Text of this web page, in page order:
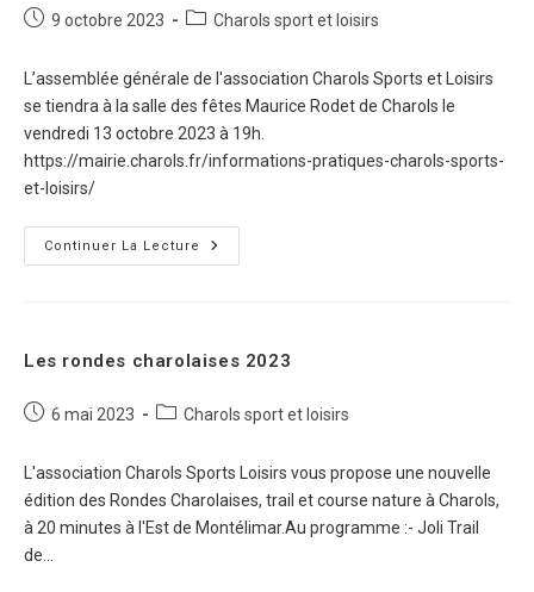
9 octobre 2023 Charols sport et loisirs
L’assemblée générale de l'association Charols Sports et Loisirs
se tiendra à la salle des fêtes Maurice Rodet de Charols le
vendredi 13 octobre 2023 à 19h.
https://mairie.charols.fr/informations-pratiques-charols-sports-
et-loisirs/
Continuer La Lecture
Les rondes charolaises 2023
6 mai 2023 Charols sport et loisirs
L'association Charols Sports Loisirs vous propose une nouvelle
édition des Rondes Charolaises, trail et course nature à Charols,
à 20 minutes à l'Est de Montélimar.Au programme :- Joli Trail
de…